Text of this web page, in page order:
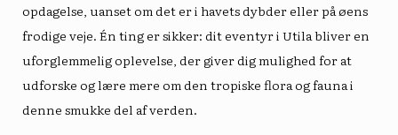
opdagelse, uanset om det er i havets dybder eller på øens
frodige veje. Én ting er sikker: dit eventyr i Utila bliver en
uforglemmelig oplevelse, der giver dig mulighed for at
udforske og lære mere om den tropiske flora og fauna i
denne smukke del af verden.